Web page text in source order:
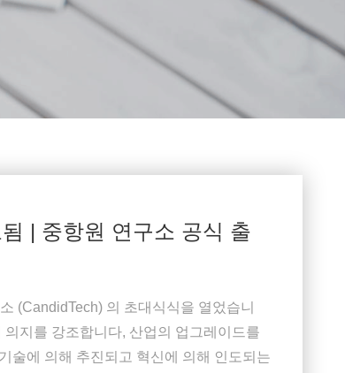
| 중항원 연구소 공식 출
(CandidTech) 의 초대식식을 열었습니
지를 강조합니다, 산업의 업그레이드를
술에 의해 추진되고 혁신에 의해 인도되는